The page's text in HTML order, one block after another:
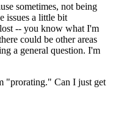
sometimes, not being
issues a little bit
-- you know what I'm
could be other areas
a general question. I'm
"prorating." Can I just get